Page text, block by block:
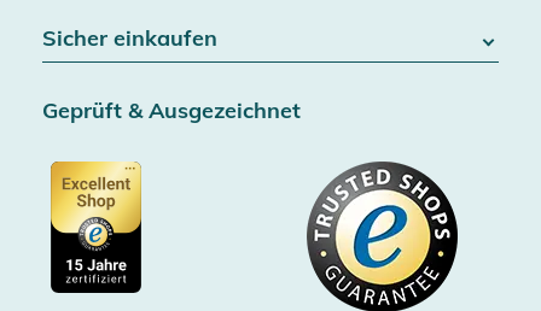
Widerrufsrecht
Vertrag widerrufen
AGB & Kundeninformationen
Datenschutz
Cookie-Einstellungen
Blog
Jobs
Gutscheine
Showroom Düsseldorf
Impressum
Sicher einkaufen
SSL-Verschlüsselung
Zertifiziert durch Trusted Shops
Käuferschutz bis 20000€
Gratis Versand ab 100€ Bestellwert (in DE/AT)
Kostenlose Rücksendung (aus DE/AT)
Geprüft & Ausgezeichnet